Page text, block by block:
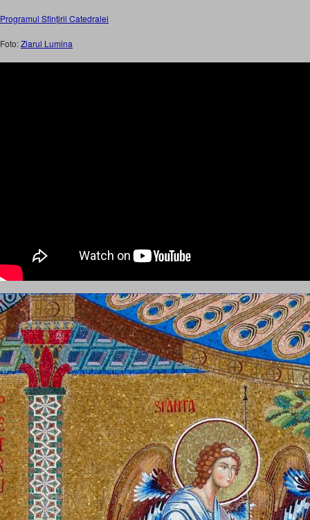
Programul Sfințirii Catedralei
Foto:Ziarul Lumina